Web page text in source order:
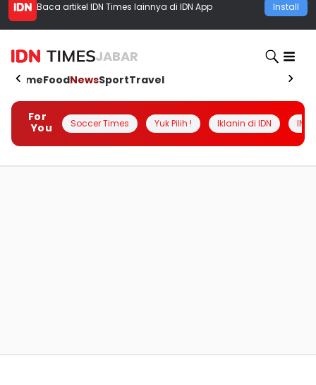
Baca artikel IDN Times lainnya di IDN App Install
JABAR
HomeFoodNewsSportTravel
For
You
Soccer Times Yuk Pilih ! Iklanin di IDN